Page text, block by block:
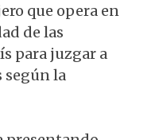
que opera en
de las
para juzgar a
según la